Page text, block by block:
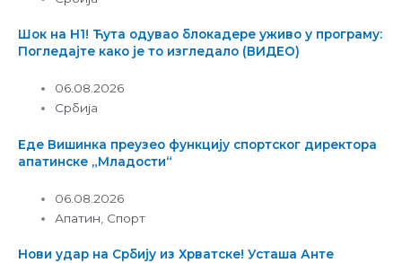
Шок на Н1! Ћута одувао блокадере уживо у програму:
Погледајте како је то изгледало (ВИДЕО)
06.08.2026
Србија
Еде Вишинка преузео функцију спортског директора
апатинске „Младости“
06.08.2026
Апатин Спорт
Нови удар на Србију из Хрватске! Усташа Анте